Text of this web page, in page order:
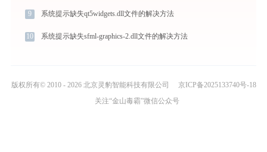
9 系统提示缺失qt5widgets.dll文件的解决方法
10 系统提示缺失sfml-graphics-2.dll文件的解决方法
版权所有© 2010 - 2026 北京灵豹智能科技有限公司
京ICP备2025133740号-18
关注“金山毒霸”微信公众号